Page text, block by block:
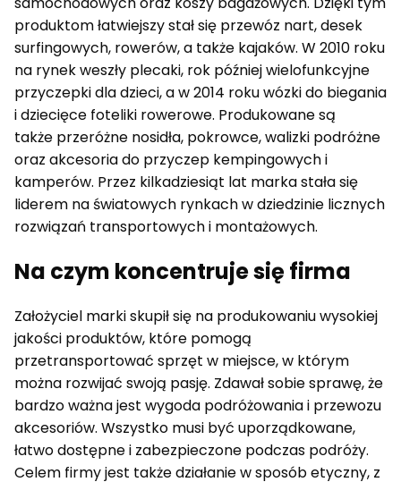
produktom łatwiejszy stał się przewóz nart, desek
surfingowych, rowerów, a także kajaków. W 2010 roku
na rynek weszły plecaki, rok później wielofunkcyjne
przyczepki dla dzieci, a w 2014 roku wózki do biegania
i dziecięce foteliki rowerowe. Produkowane są
także przeróżne nosidła, pokrowce, walizki podróżne
oraz akcesoria do przyczep kempingowych i
kamperów. Przez kilkadziesiąt lat marka stała się
liderem na światowych rynkach w dziedzinie licznych
rozwiązań transportowych i montażowych.
Na czym koncentruje się firma
Założyciel marki skupił się na produkowaniu wysokiej
jakości produktów, które pomogą
przetransportować sprzęt w miejsce, w którym
można rozwijać swoją pasję. Zdawał sobie sprawę, że
bardzo ważna jest wygoda podróżowania i przewozu
akcesoriów. Wszystko musi być uporządkowane,
łatwo dostępne i zabezpieczone podczas podróży.
Celem firmy jest także działanie w sposób etyczny, z